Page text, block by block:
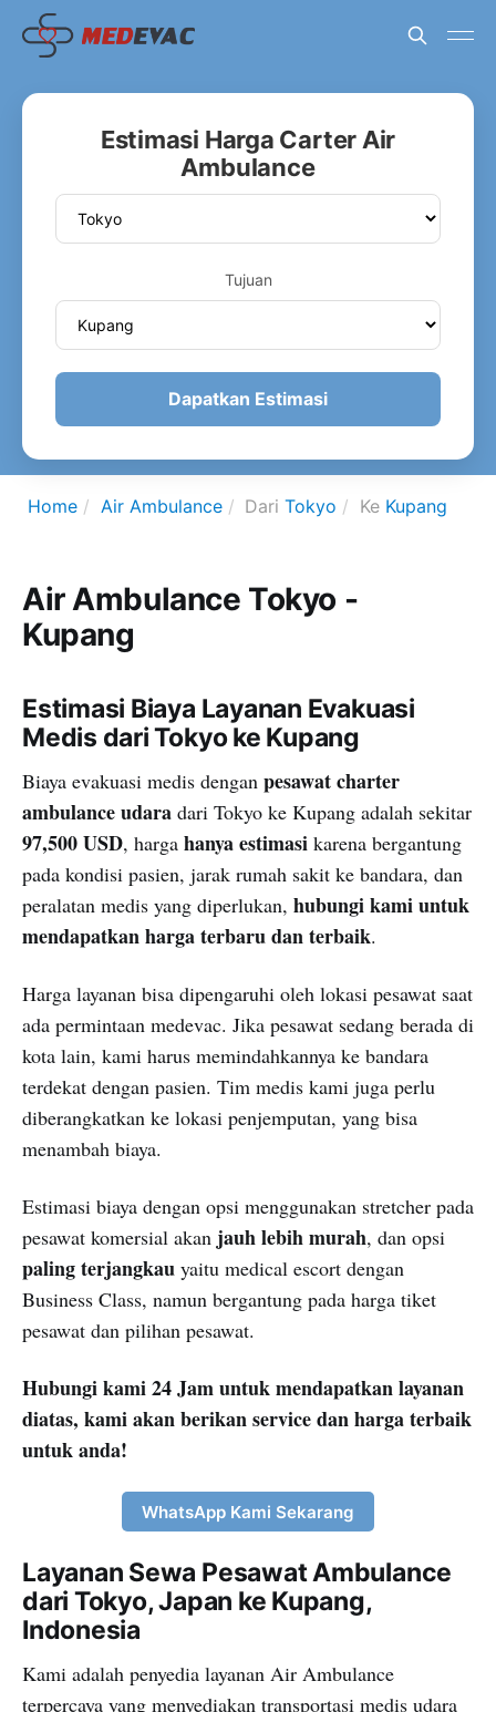
Estimasi Harga Carter Air
Ambulance
Tujuan
Dapatkan Estimasi
Home Air Ambulance Dari Tokyo Ke Kupang
Air Ambulance Tokyo -
Kupang
Estimasi Biaya Layanan Evakuasi
Medis dari Tokyo ke Kupang
Biaya evakuasi medis dengan pesawat charter
ambulance udara dari Tokyo ke Kupang adalah sekitar
97,500 USD, harga hanya estimasi karena bergantung
pada kondisi pasien, jarak rumah sakit ke bandara, dan
peralatan medis yang diperlukan, hubungi kami untuk
mendapatkan harga terbaru dan terbaik.
Harga layanan bisa dipengaruhi oleh lokasi pesawat saat
ada permintaan medevac. Jika pesawat sedang berada di
kota lain, kami harus memindahkannya ke bandara
terdekat dengan pasien. Tim medis kami juga perlu
diberangkatkan ke lokasi penjemputan, yang bisa
menambah biaya.
Estimasi biaya dengan opsi menggunakan stretcher pada
pesawat komersial akan jauh lebih murah, dan opsi
paling terjangkau yaitu medical escort dengan
Business Class, namun bergantung pada harga tiket
pesawat dan pilihan pesawat.
Hubungi kami 24 Jam untuk mendapatkan layanan
diatas, kami akan berikan service dan harga terbaik
untuk anda!
WhatsApp Kami Sekarang
Layanan Sewa Pesawat Ambulance
dari Tokyo, Japan ke Kupang,
Indonesia
Kami adalah penyedia layanan Air Ambulance
terpercaya yang menyediakan transportasi medis udara